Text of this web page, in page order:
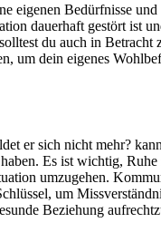
eigenen Bedürfnisse
dauerhaft gestört ist
du auch in Betracht
um dein eigenes
er sich nicht mehr?
Es ist wichtig,
umzugehen.
um
Beziehung